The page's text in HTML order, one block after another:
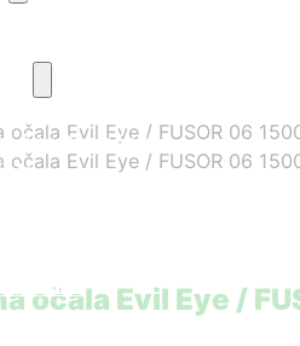
športna očala
leč
očala Evil Eye /